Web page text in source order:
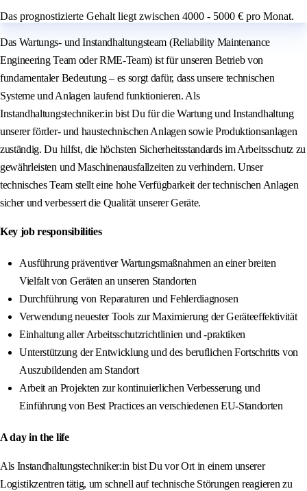
Das prognostizierte Gehalt liegt zwischen 4000 - 5000 € pro Monat.
Das Wartungs- und Instandhaltungsteam (Reliability Maintenance
Engineering Team oder RME-Team) ist für unseren Betrieb von
fundamentaler Bedeutung – es sorgt dafür, dass unsere technischen
Systeme und Anlagen laufend funktionieren. Als
Instandhaltungstechniker:in bist Du für die Wartung und Instandhaltung
unserer förder- und haustechnischen Anlagen sowie Produktionsanlagen
zuständig. Du hilfst, die höchsten Sicherheitsstandards im Arbeitsschutz zu
gewährleisten und Maschinenausfallzeiten zu verhindern. Unser
technisches Team stellt eine hohe Verfügbarkeit der technischen Anlagen
sicher und verbessert die Qualität unserer Geräte.
Key job responsibilities
Ausführung präventiver Wartungsmaßnahmen an einer breiten
Vielfalt von Geräten an unseren Standorten
Durchführung von Reparaturen und Fehlerdiagnosen
Verwendung neuester Tools zur Maximierung der Geräteeffektivität
Einhaltung aller Arbeitsschutzrichtlinien und -praktiken
Unterstützung der Entwicklung und des beruflichen Fortschritts von
Auszubildenden am Standort
Arbeit an Projekten zur kontinuierlichen Verbesserung und
Einführung von Best Practices an verschiedenen EU-Standorten
A day in the life
Als Instandhaltungstechniker:in bist Du vor Ort in einem unserer
Logistikzentren tätig, um schnell auf technische Störungen reagieren zu